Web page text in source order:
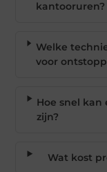
kantooruren?
Welke
voor
Hoe snel
zijn?
Wat kost